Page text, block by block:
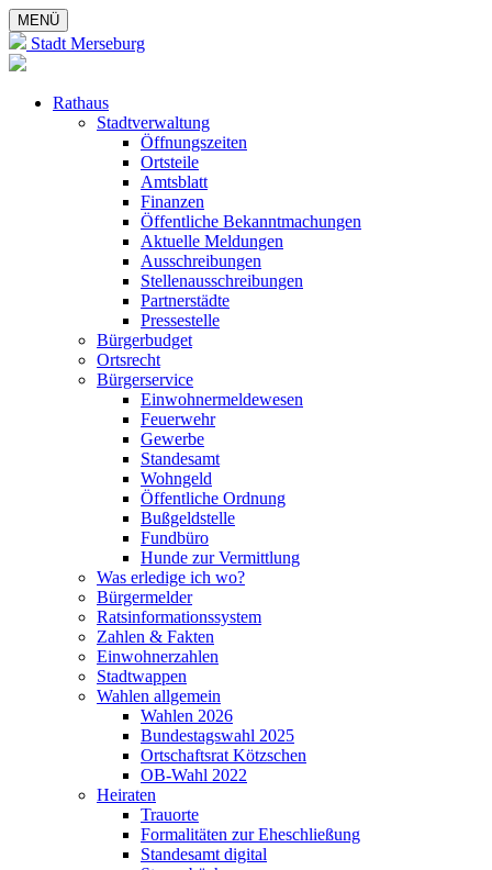
MENÜ
Stadt Merseburg
Rathaus
Stadtverwaltung
Öffnungszeiten
Ortsteile
Amtsblatt
Finanzen
Öffentliche Bekanntmachungen
Aktuelle Meldungen
Ausschreibungen
Stellenausschreibungen
Partnerstädte
Pressestelle
Bürgerbudget
Ortsrecht
Bürgerservice
Einwohnermeldewesen
Feuerwehr
Gewerbe
Standesamt
Wohngeld
Öffentliche Ordnung
Bußgeldstelle
Fundbüro
Hunde zur Vermittlung
Was erledige ich wo?
Bürgermelder
Ratsinformationssystem
Zahlen & Fakten
Einwohnerzahlen
Stadtwappen
Wahlen allgemein
Wahlen 2026
Bundestagswahl 2025
Ortschaftsrat Kötzschen
OB-Wahl 2022
Heiraten
Trauorte
Formalitäten zur Eheschließung
Standesamt digital